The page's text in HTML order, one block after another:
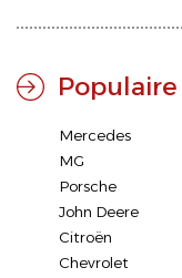
Mercedes
MG
Porsche
John Deere
Citroën
Chevrolet